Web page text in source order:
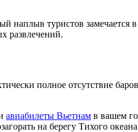
туристов
развлечений.
полное отсутствие
авиабилеты Вьетнам в вашем
на берегу Тихого